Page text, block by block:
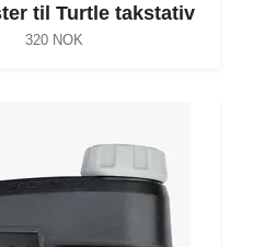
til Turtle takstativ
320 NOK